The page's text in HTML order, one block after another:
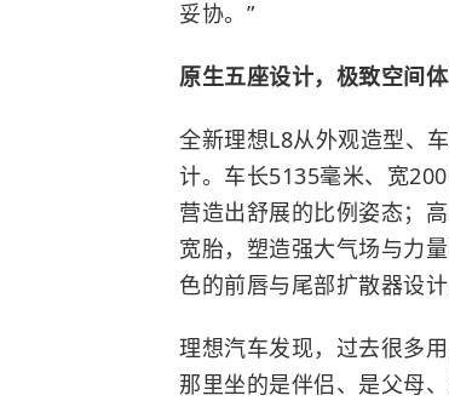
妥协。”
原生五座设计，极致空间
全新理想L8从外观造型、
计。车长5135毫米、宽
营造出舒展的比例姿态；
宽胎，塑造强大气场与力
色的前唇与尾部扩散器设
理想汽车发现，过去很多
那里坐的是伴侣、是父母